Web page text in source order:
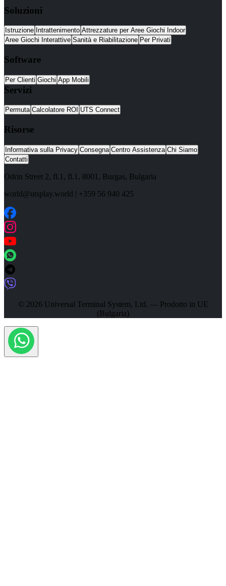
Soluzioni
Istruzione Intrattenimento Attrezzature per Aree Giochi Indoor
Aree Giochi Interattive Sanità e Riabilitazione Per Privati
Software
Per Clienti Giochi App Mobili
Servizi
Permuta Calcolatore ROI UTS Connect
Risorse
Informativa sulla Privacy Consegna Centro Assistenza Chi Siamo
Contatti
Odrin Street 2, fl.1 , fl.1, 8001 , Burgas, Bulgaria
world@utsplay.world | +359 56 940 425
© 2026 Universal Terminal System, Ltd. — Prodotto in UE
(Bulgaria)